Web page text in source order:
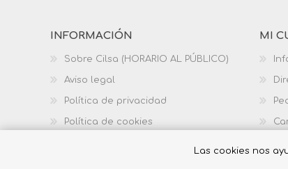
INFORMACIÓN
Sobre Cilsa (HORARIO AL PÚBLICO)
Aviso legal
Política de privacidad
Política de cookies
MI
Las cookies nos